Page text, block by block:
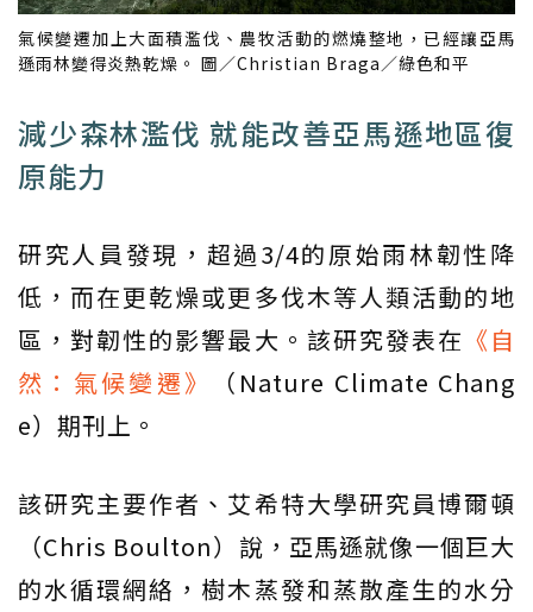
氣候變遷加上大面積濫伐、農牧活動的燃燒整地，已經讓亞馬
遜雨林變得炎熱乾燥。 圖／Christian Braga／綠色和平
減少森林濫伐 就能改善亞馬遜地區復
原能力
研究人員發現，超過3/4的原始雨林韌性降
低，而在更乾燥或更多伐木等人類活動的地
區，對韌性的影響最大。該研究發表在 《自
然：氣候變遷》
（Nature Climate Chang
e）期刊上。
該研究主要作者、艾希特大學研究員博爾頓
（Chris Boulton）說，亞馬遜就像一個巨大
的水循環網絡，樹木蒸發和蒸散產生的水分